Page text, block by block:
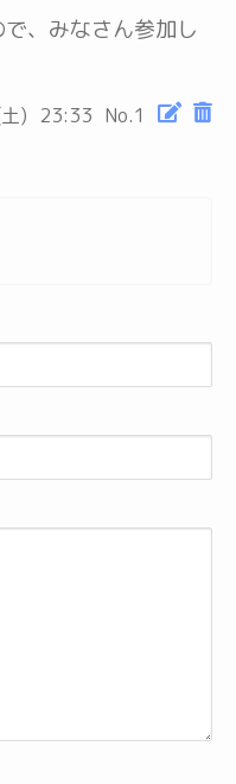
、みなさん参加し
) 23:33 No.1